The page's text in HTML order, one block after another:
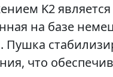
K2
на базе
Пушка
что